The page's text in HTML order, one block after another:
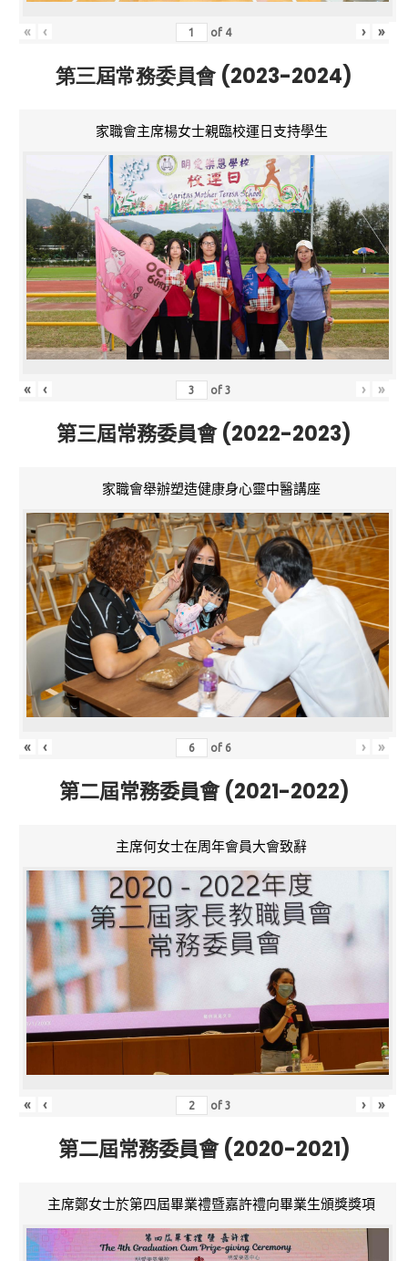
« ‹ of 4 › »
第三屆常務委員會 (2023-2024)
家職會主席楊女士親臨校運日支持學生
« ‹ of3 › »
第三屆常務委員會 (2022-2023)
家職會舉辦塑造健康身心靈中醫講座
« ‹ of 6 › »
第二屆常務委員會 (2021-2022)
主席何女士在周年會員大會致辭
« ‹ of3 › »
第二屆常務委員會 (2020-2021)
主席鄭女士於第四屆畢業禮暨嘉許禮向畢業生頒獎獎項